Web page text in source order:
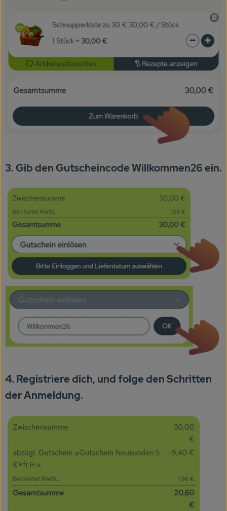
3. Gib den Gutscheincode Willkommen26 ein.
4. Registriere dich, und folge den Schritten
der Anmeldung.